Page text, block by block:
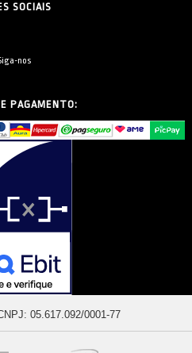
SOCIAIS
nos
PAGAMENTO:
05.617.092/0001-77